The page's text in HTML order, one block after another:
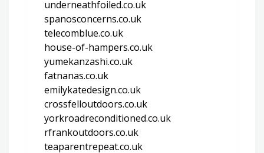
underneathfoiled.co.uk
spanosconcerns.co.uk
telecomblue.co.uk
house-of-hampers.co.uk
yumekanzashi.co.uk
fatnanas.co.uk
emilykatedesign.co.uk
crossfelloutdoors.co.uk
yorkroadreconditioned.co.uk
rfrankoutdoors.co.uk
teaparentrepeat.co.uk